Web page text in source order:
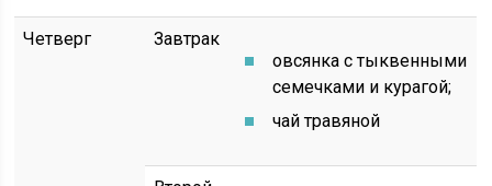
Четверг
Завтрак
овсянка с тыквенными
семечками и курагой;
чай травяной